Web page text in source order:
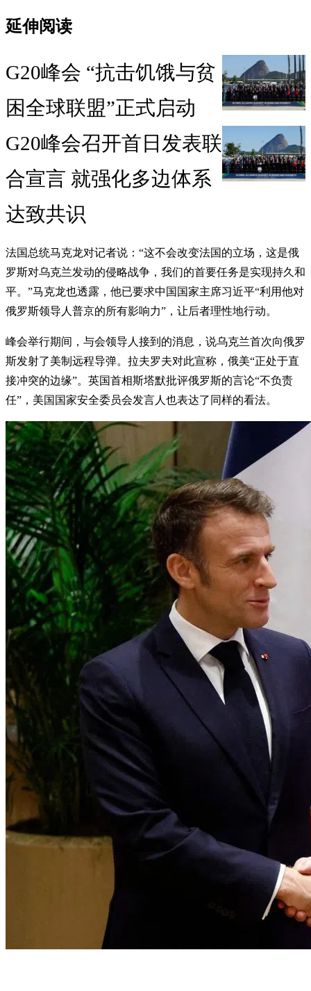
延伸阅读
G20峰会 “抗击饥饿与贫
困全球联盟”正式启动
G20峰会召开首日发表联
合宣言 就强化多边体系
达致共识
法国总统马克龙对记者说：“这不会改变法国的立场，这是俄
罗斯对乌克兰发动的侵略战争，我们的首要任务是实现持久和
平。”马克龙也透露，他已要求中国国家主席习近平“利用他对
俄罗斯领导人普京的所有影响力”，让后者理性地行动。
峰会举行期间，与会领导人接到的消息，说乌克兰首次向俄罗
斯发射了美制远程导弹。拉夫罗夫对此宣称，俄美“正处于直
接冲突的边缘”。英国首相斯塔默批评俄罗斯的言论“不负责
任”，美国国家安全委员会发言人也表达了同样的看法。